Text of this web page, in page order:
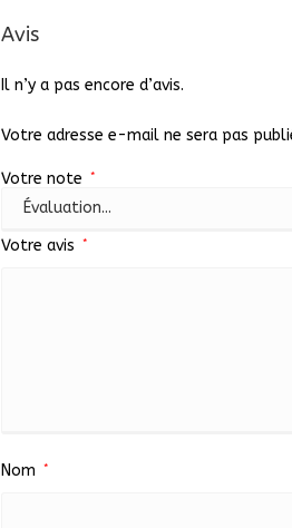
Avis
Il n’y a pas encore d’avis.
Votre adresse e-mail ne sera pas
Votre note *
Votre avis *
Nom *